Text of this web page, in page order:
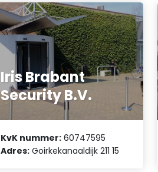
Iris Brabant
Security B.V.
KvK nummer: 60747595
Adres: Goirkekanaaldijk 211 15